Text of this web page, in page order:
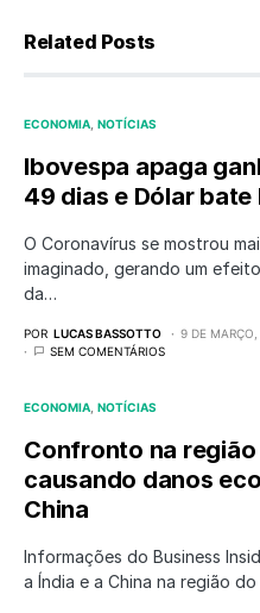
Related Posts
ECONOMIA NOTÍCIAS
Ibovespa apaga
49 dias e Dólar bate
O Coronavírus se mostrou
imaginado, gerando um
da…
POR LUCAS BASSOTTO 9 DE
SEM COMENTÁRIOS
ECONOMIA NOTÍCIAS
Confronto na região
causando danos
China
Informações do Business
a Índia e a China na região